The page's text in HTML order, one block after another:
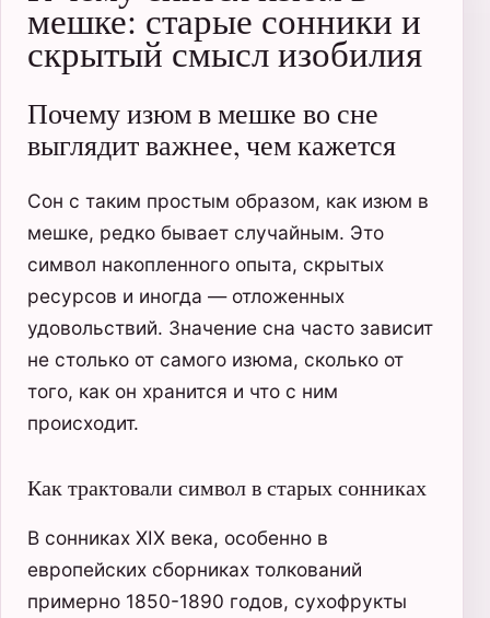
мешке: старые сонники и
скрытый смысл изобилия
Почему изюм в мешке во сне
выглядит важнее, чем кажется
Сон с таким простым образом, как изюм в
мешке, редко бывает случайным. Это
символ накопленного опыта, скрытых
ресурсов и иногда — отложенных
удовольствий. Значение сна часто зависит
не столько от самого изюма, сколько от
того, как он хранится и что с ним
происходит.
Как трактовали символ в старых сонниках
В сонниках XIX века, особенно в
европейских сборниках толкований
примерно 1850-1890 годов, сухофрукты